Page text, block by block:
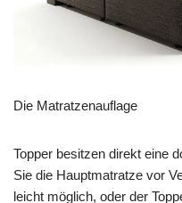
Die Matratzenauflage
Topper besitzen direkt eine
Sie die Hauptmatratze vor
leicht möglich, oder der